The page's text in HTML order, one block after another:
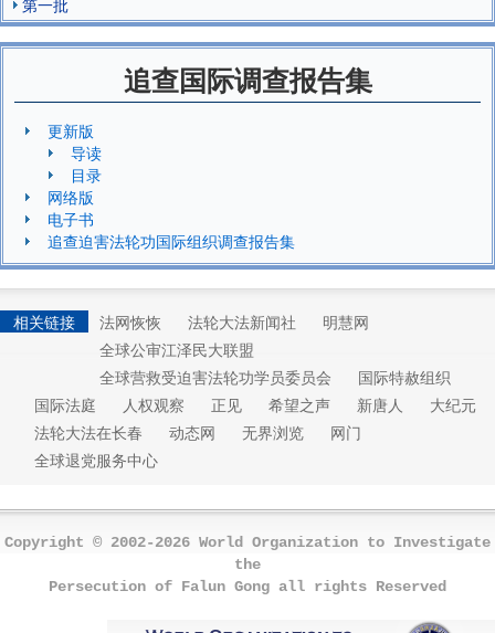
追查国际调查报告集
更新版
导读
目录
网络版
电子书
追查迫害法轮功国际组织调查报告集
相关链接 法网恢恢 法轮大法新闻社
明慧网
全球公审江泽民大联盟
全球营救受迫害法轮功学员委员会
国际特赦组织
国际法庭
人权观察 正见 希望之声 新唐人
大纪元
法轮大法在长春
动态网 无界浏览
网门
全球退党服务中心
Copyright © 2002-2026 World Organization to Investigate
the
Persecution of Falun Gong all rights Reserved